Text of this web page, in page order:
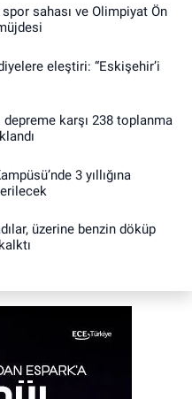
sahası ve Olimpiyat Ön
eleştiri: “Eskişehir’i
depreme karşı 238 toplanma
3 yıllığına
üzerine benzin döküp